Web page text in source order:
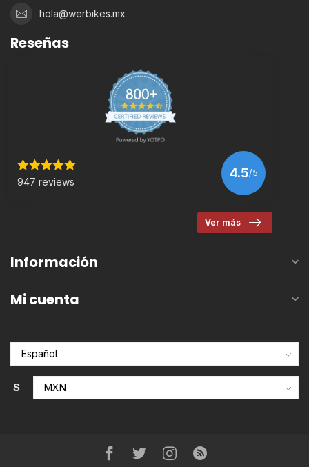
hola@werbikes.mx
Reseñas
947 reviews
4.5/5
Ver más
Información
Mi cuenta
$